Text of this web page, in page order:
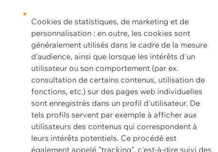
Cookies de statistiques, de marketing et de
personnalisation : en outre, les cookies sont
généralement utilisés dans le cadre de la mesure
d'audience, ainsi que lorsque les intérêts d'un
utilisateur ou son comportement (par ex.
consultation de certains contenus, utilisation de
fonctions, etc.) sur des pages web individuelles
sont enregistrés dans un profil d'utilisateur. De
tels profils servent par exemple à afficher aux
utilisateurs des contenus qui correspondent à
leurs intérêts potentiels. Ce procédé est
également appelé "tracking", c'est-à-dire suivi des